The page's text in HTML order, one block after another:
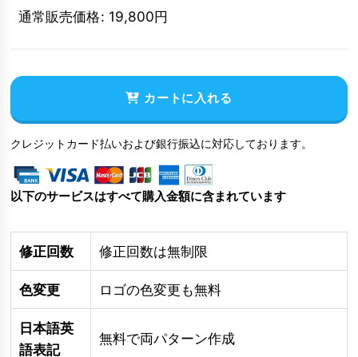
通常販売価格: 19,800円
カートに入れる
クレジットカード払いおよび銀行振込に対応しております。
以下のサービスはすべて購入金額に含まれています
修正回数 修正回数は無制限
色変更 ロゴの色変更も無料
日本語英
語表記
無料で両パターン作成